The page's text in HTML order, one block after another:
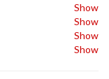
Show
Show
Show
Show